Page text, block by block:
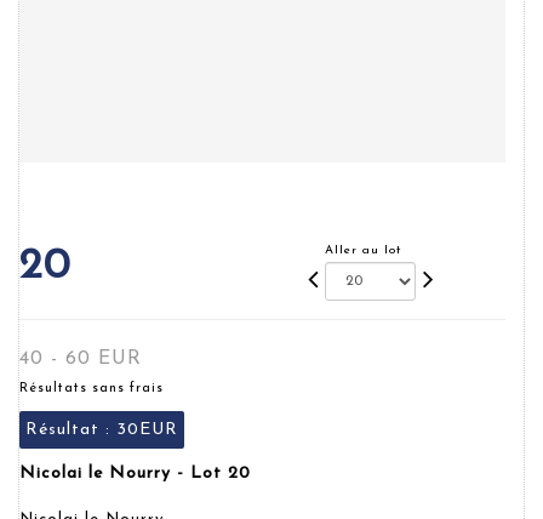
20 Aller au lot
40 - 60 EUR
Résultats sans frais
Résultat : 30EUR
Nicolai le Nourry - Lot 20